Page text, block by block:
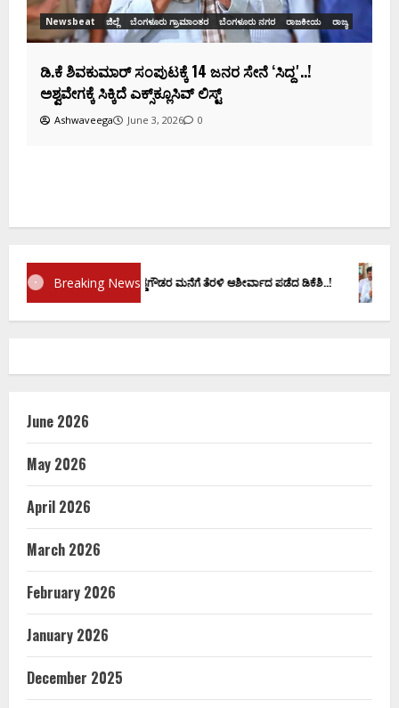
Breaking News
ವಚನಕ್ಕೂ ಮುನ್ನ ದೊಡ್ಡಗೌಡರ ಮನೆಗೆ ತೆರಳಿ ಆಶೀರ್ವಾದ ಪಡೆದ ಡಿಕೆಶಿ..! ಡಿ.ಕೆ
June 2026
May 2026
April 2026
March 2026
February 2026
January 2026
December 2025